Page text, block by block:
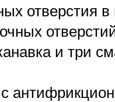
отверстия
и три